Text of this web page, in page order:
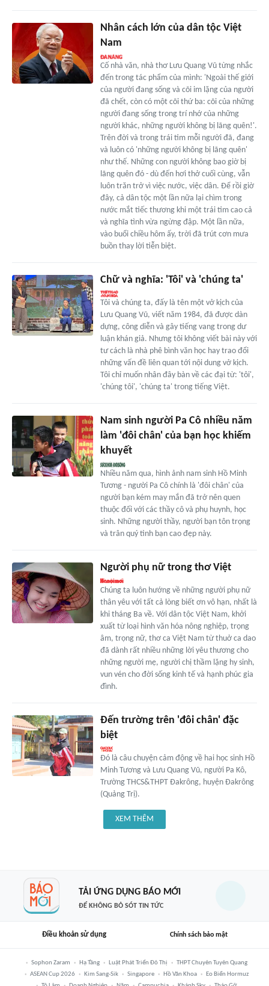
Nhân cách lớn của dân tộc Việt
Nam
Cố nhà văn, nhà thơ Lưu Quang Vũ từng nhắc
đến trong tác phẩm của mình: 'Ngoài thế giới
của người đang sống và cõi im lặng của người
đã chết, còn có một cõi thứ ba: cõi của những
người đang sống trong trí nhớ của những
người khác, những người không bị lãng quên!'.
Trên đời và trong trái tim mỗi người đã, đang
và luôn có 'những người không bị lãng quên'
như thế. Những con người không bao giờ bị
lãng quên đó - dù đến hơi thở cuối cùng, vẫn
luôn trăn trở vì việc nước, việc dân. Để rồi giờ
đây, cả dân tộc một lần nữa lại chìm trong
nước mắt tiếc thương khi một trái tim cao cả
và nghĩa tình vừa ngừng đập. Một lần nữa,
vào buổi chiều hôm ấy, trời đã trút cơn mưa
buồn thay lời tiễn biệt.
Chữ và nghĩa: 'Tôi' và 'chúng ta'
Tôi và chúng ta, đấy là tên một vở kịch của
Lưu Quang Vũ, viết năm 1984, đã được dàn
dựng, công diễn và gây tiếng vang trong dư
luận khán giả. Nhưng tôi không viết bài này với
tư cách là nhà phê bình văn học hay trao đổi
những vấn đề liên quan tới nội dung vở kịch.
Tôi chỉ muốn nhân đây bàn về các đại từ: 'tôi',
'chúng tôi', 'chúng ta' trong tiếng Việt.
Nam sinh người Pa Cô nhiều năm
làm 'đôi chân' của bạn học khiếm
khuyết
Nhiều năm qua, hình ảnh nam sinh Hồ Minh
Tương - người Pa Cô chính là 'đôi chân' của
người bạn kém may mắn đã trở nên quen
thuộc đối với các thầy cô và phụ huynh, học
sinh. Những người thầy, người bạn tôn trọng
và trân quý tình bạn cao đẹp này.
Người phụ nữ trong thơ Việt
Chúng ta luôn hướng về những người phụ nữ
thân yêu với tất cả lòng biết ơn vô hạn, nhất là
khi tháng Ba về. Với dân tộc Việt Nam, khởi
xuất từ loại hình văn hóa nông nghiệp, trọng
âm, trọng nữ, thơ ca Việt Nam từ thuở ca dao
đã dành rất nhiều những lời yêu thương cho
những người mẹ, người chị thầm lặng hy sinh,
vun vén cho đời sống kinh tế và hạnh phúc gia
đình.
Đến trường trên 'đôi chân' đặc
biệt
Đó là câu chuyện cảm động về hai học sinh Hồ
Minh Tương và Lưu Quang Vũ, người Pa Kô,
Trường THCS&THPT Đakrông, huyện Đakrông
(Quảng Trị).
XEM THÊM
TẢI ỨNG DỤNG BÁO MỚI
ĐỂ KHÔNG BỎ SÓT TIN TỨC
Điều khoản sử dụng Chính sách bảo mật
Sophon Zaram Hạ Tầng Luật Phát Triển Đô Thị
THPT Chuyên Tuyên Quang
ASEAN Cup 2026
Kim Sang-Sik Singapore Hồ Văn Khoa
Eo Biển Hormuz